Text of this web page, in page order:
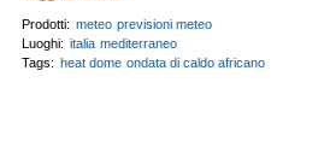
Prodotti: meteo previsioni meteo
Luoghi: italia mediterraneo
Tags: heat dome ondata di caldo africano